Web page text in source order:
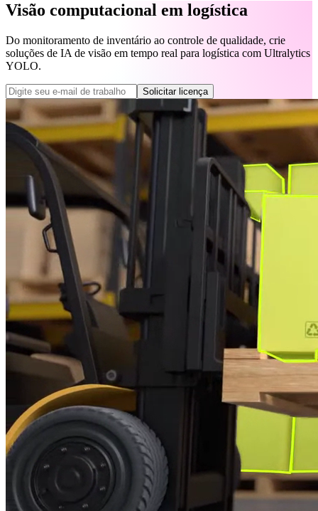
Visão computacional em logística
Do monitoramento de inventário ao controle de qualidade, crie
soluções de IA de visão em tempo real para logística com Ultralytics
YOLO.
Solicitar licença